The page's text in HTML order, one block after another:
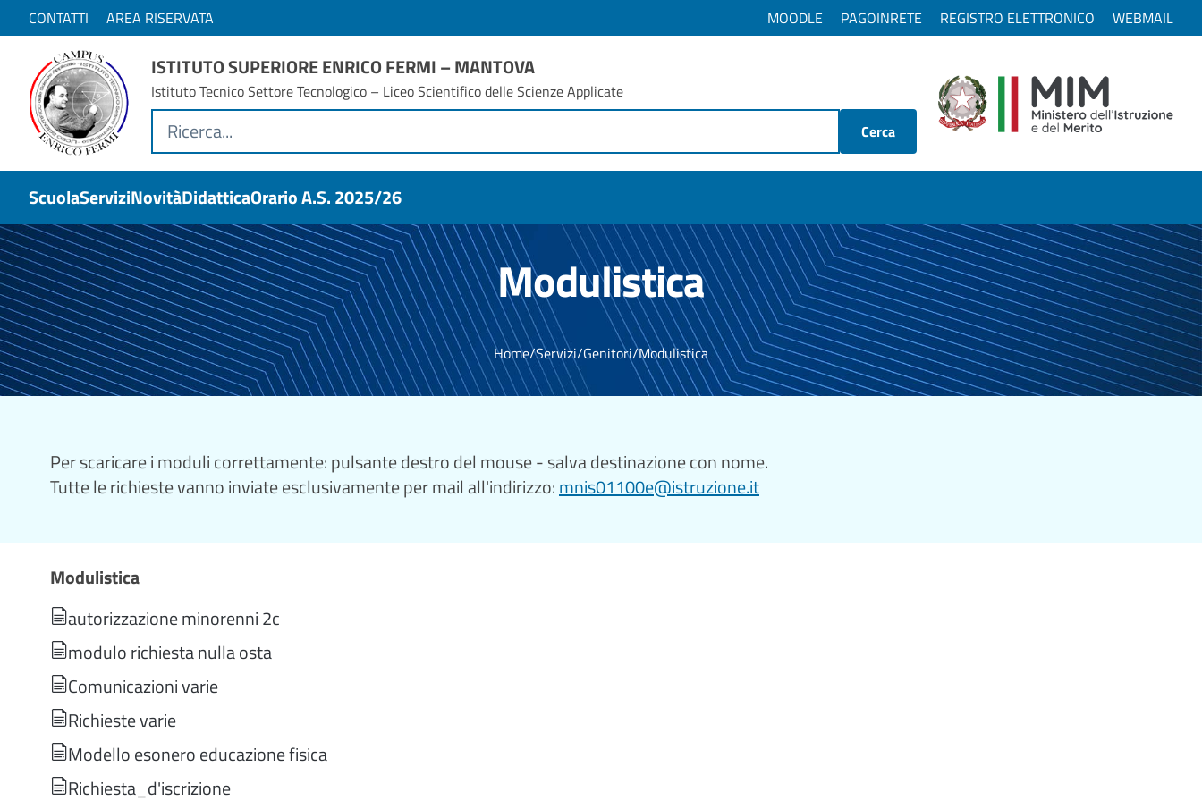
CONTATTI AREA RISERVATA MOODLE PAGOINRETE REGISTRO ELETTRONICO WEBMAIL
ISTITUTO SUPERIORE ENRICO FERMI – MANTOVA
Istituto Tecnico Settore Tecnologico – Liceo Scientifico delle Scienze Applicate
Cerca
ScuolaServiziNovitàDidatticaOrario A.s. 2025/26
Modulistica
Home/Servizi/Genitori/Modulistica
Per scaricare i moduli correttamente: pulsante destro del mouse - salva destinazione con nome.
Tutte le richieste vanno inviate esclusivamente per mail all'indirizzo:mnis01100e@istruzione.it
Modulistica
autorizzazione minorenni 2c
modulo richiesta nulla osta
Comunicazioni varie
Richieste varie
Modello esonero educazione fisica
Richiesta_d'iscrizione